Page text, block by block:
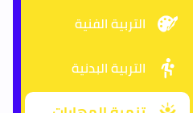
التربية الفنية
التربية البدنية